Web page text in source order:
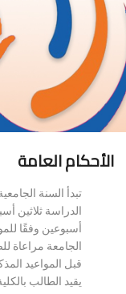
الأحكام العامة
تبدأ السنة
الدراسة ثلاثين
أسبوعين وفقًا
الجامعة مراعاة
قبل المواعيد
يقيد الطالب